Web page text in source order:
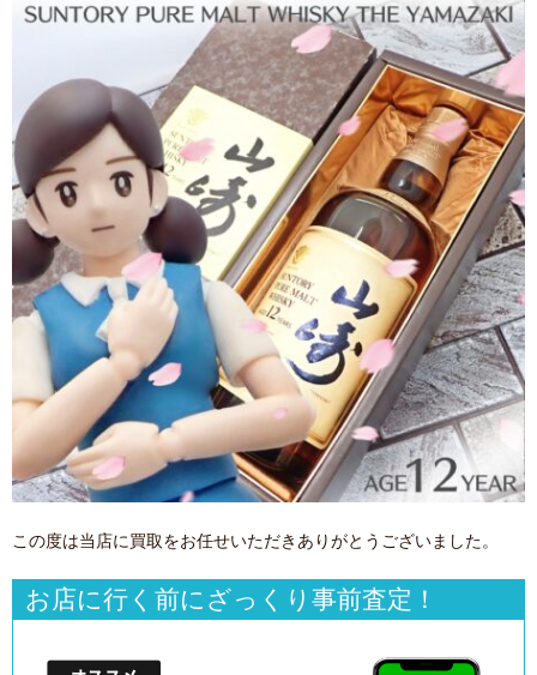
この度は当店に買取をお任せいただきありがとうございました。
お店に行く前にざっくり事前査定！